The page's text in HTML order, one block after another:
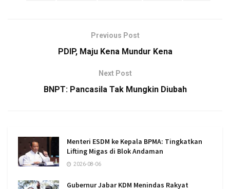
Previous Post
PDIP, Maju Kena Mundur Kena
Next Post
BNPT: Pancasila Tak Mungkin Diubah
Menteri ESDM ke Kepala BPMA: Tingkatkan
Lifting Migas di Blok Andaman
2026-08-06
Gubernur Jabar KDM Menindas Rakyat